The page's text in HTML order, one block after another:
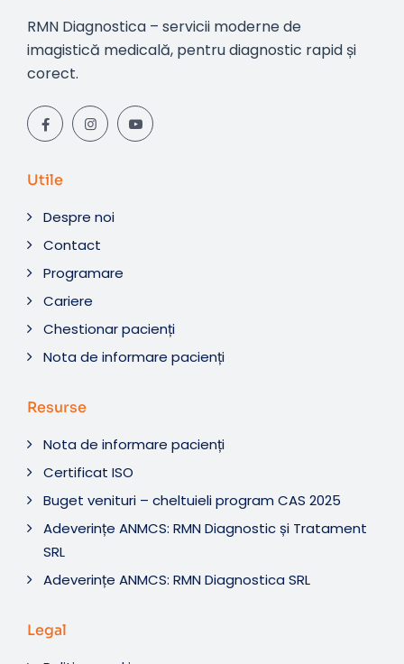
RMN Diagnostica – servicii moderne de
imagistică medicală, pentru diagnostic rapid și
corect.
Utile
Despre noi
Contact
Programare
Cariere
Chestionar pacienți
Nota de informare pacienți
Resurse
Nota de informare pacienți
Certificat ISO
Buget venituri – cheltuieli program CAS 2025
Adeverințe ANMCS: RMN Diagnostic și Tratament
SRL
Adeverințe ANMCS: RMN Diagnostica SRL
Legal